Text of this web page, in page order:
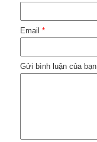
Email *
Gửi bình luận của bạn